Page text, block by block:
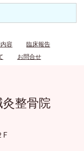
容
臨床報告
お問合せ
整骨院
F